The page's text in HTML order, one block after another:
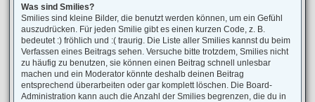
Was sind Smilies?
Smilies sind kleine Bilder, die benutzt werden können, um ein Gefühl
auszudrücken. Für jeden Smilie gibt es einen kurzen Code, z. B.
bedeutet :) fröhlich und :( traurig. Die Liste aller Smilies kannst du beim
Verfassen eines Beitrags sehen. Versuche bitte trotzdem, Smilies nicht
zu häufig zu benutzen, sie können einen Beitrag schnell unlesbar
machen und ein Moderator könnte deshalb deinen Beitrag
entsprechend überarbeiten oder gar komplett löschen. Die Board-
Administration kann auch die Anzahl der Smilies begrenzen, die du in